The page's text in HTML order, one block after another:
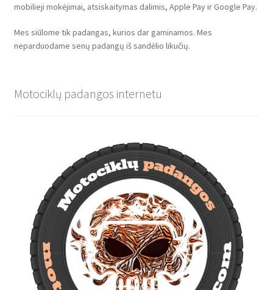
mobilieji mokėjimai, atsiskaitymas dalimis, Apple Pay ir Google Pay.
Mes siūlome tik padangas, kurios dar gaminamos. Mes
neparduodame senų padangų iš sandėlio likučių.
Motociklų padangos internetu